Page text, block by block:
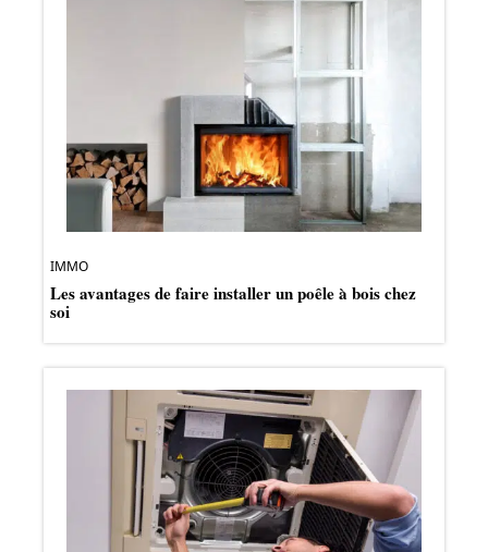
IMMO
Les avantages de faire installer un poêle à bois chez
soi